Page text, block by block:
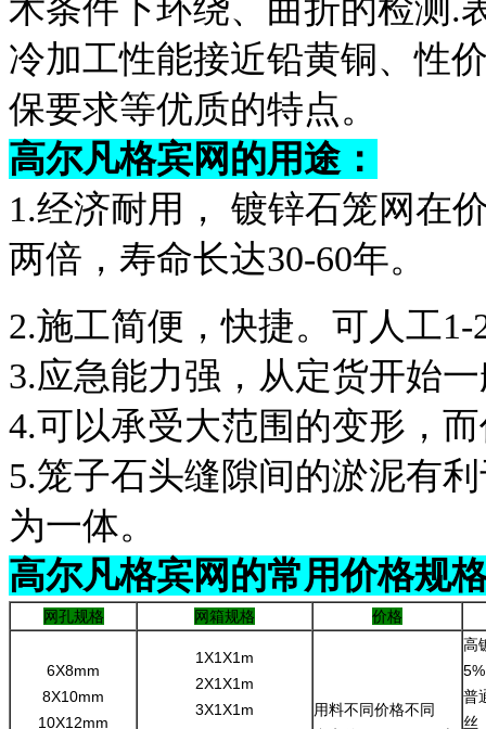
术条件下环绕、曲折的检测.
冷加工性能接近铅黄铜、性
保要求等优质的特点。
高尔凡格宾网的用途：
1.经济耐用， 镀锌石笼网在
两倍，寿命长达30-60年。
2.施工简便，快捷。可人工
3.应急能力强，从定货开始
4.可以承受大范围的变形，
5.笼子石头缝隙间的淤泥有
为一体。
高尔凡格宾网的常用价格规
网孔规格 网箱规格 价格
6X8mm
8X10mm
10X12mm
1X1X1m
2X1X1m
3X1X1m
用料不同价格不同
高
普
丝